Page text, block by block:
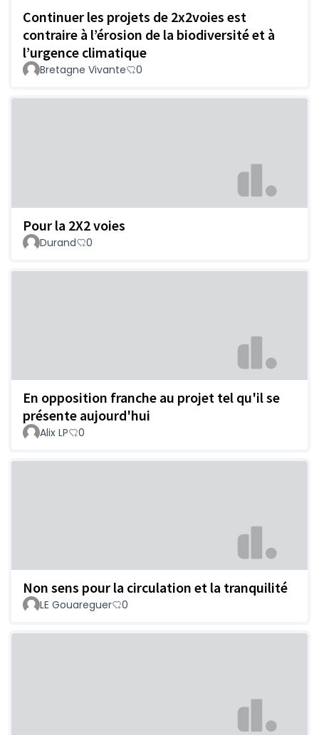
Continuer les projets de 2x2voies est
contraire à l’érosion de la biodiversité et à
l’urgence climatique
Bretagne Vivante 0
Pour la 2X2 voies
Durand 0
En opposition franche au projet tel qu'il se
présente aujourd'hui
Alix LP 0
Non sens pour la circulation et la tranquilité
LE Gouareguer 0